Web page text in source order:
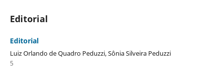
Editorial
Editorial
Luiz Orlando de Quadro Peduzzi, Sônia Silveira Peduzzi
5